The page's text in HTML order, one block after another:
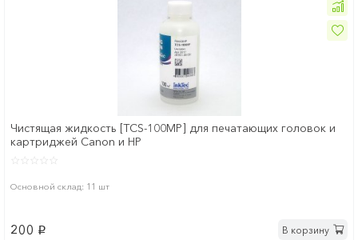
Чистящая жидкость [TCS-100MP] для печатающих головок и
картриджей Canon и HP
Основной склад: 11 шт
200 p В корзину